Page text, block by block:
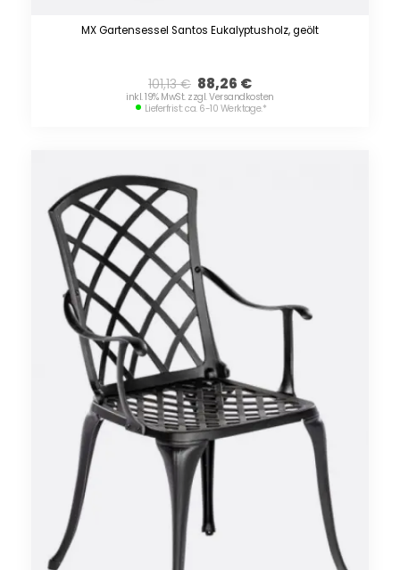
MX Gartensessel Santos Eukalyptusholz, geölt
101,13€ 88,26 €
inkl. 19% MwSt. zzgl. Versandkosten
Lieferfrist: ca. 6-10 Werktage.*